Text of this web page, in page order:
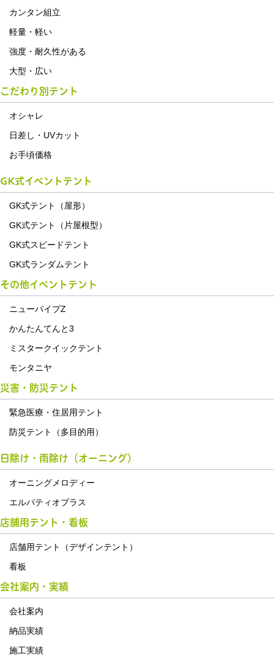
カンタン組立
軽量・軽い
強度・耐久性がある
大型・広い
こだわり別テント
オシャレ
日差し・UVカット
お手頃価格
GK式イベントテント
GK式テント（屋形）
GK式テント（片屋根型）
GK式スピードテント
GK式ランダムテント
その他イベントテント
ニューパイプZ
かんたんてんと3
ミスタークイックテント
モンタニヤ
災害・防災テント
緊急医療・住居用テント
防災テント（多目的用）
日除け・雨除け（オーニング）
オーニングメロディー
エルパティオプラス
店舗用テント・看板
店舗用テント（デザインテント）
看板
会社案内・実績
会社案内
納品実績
施工実績